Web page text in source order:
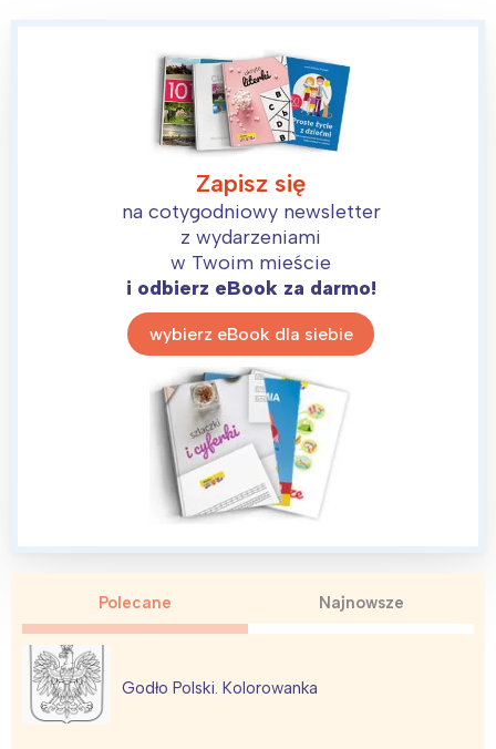
Zapisz się
na cotygodniowy newsletter
z wydarzeniami
w Twoim mieście
i odbierz eBook za darmo!
wybierz eBook dla siebie
Polecane Najnowsze
Godło Polski. Kolorowanka